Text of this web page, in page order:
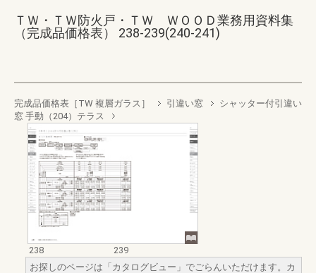
ＴＷ・ＴＷ防火戸・ＴＷ ＷＯＯＤ業務用資料集
（完成品価格表） 238-239(240-241)
完成品価格表［TW 複層ガラス］ 引違い窓
シャッター付引違い
窓 手動（204）テラス
238
239
お探しのページは「カタログビュー」でごらんいただけます。カ